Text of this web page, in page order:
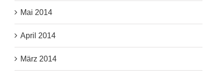
Mai 2014
April 2014
März 2014